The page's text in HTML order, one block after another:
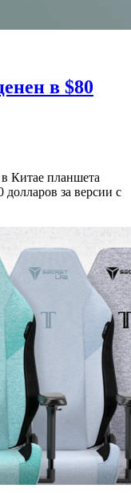
в $80
Китае планшета
за версии с